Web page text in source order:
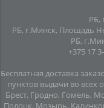
РБ,
РБ, г.Минск, Площадь
РБ,
+375 17
Бесплатная доставка
пунктов выдачи во всех
Брест, Гродно, Гомель,
Полоцк, Мозырь,